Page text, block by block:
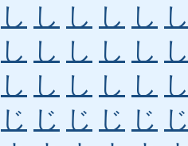
し し し し し
し し し し し
し し し し し
じ じ じ じ じ